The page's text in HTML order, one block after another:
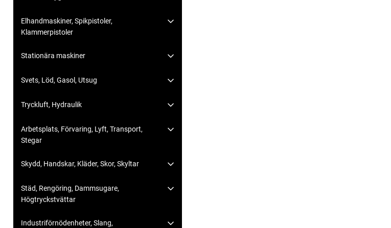
Elhandmaskiner, Spikpistoler,
Klammerpistoler
Stationära maskiner
Svets, Löd, Gasol, Utsug
Tryckluft, Hydraulik
Arbetsplats, Förvaring, Lyft, Transport,
Stegar
Skydd, Handskar, Kläder, Skor, Skyltar
Städ, Rengöring, Dammsugare,
Högtryckstvättar
Industriförnödenheter, Slang,